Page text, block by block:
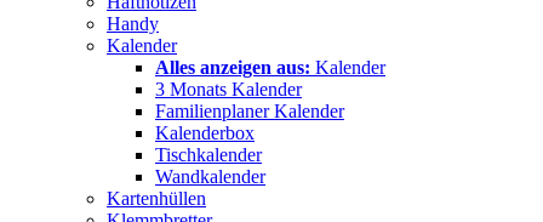
Handy
Kalender
Alles anzeigen aus: Kalender
3 Monats Kalender
Familienplaner Kalender
Kalenderbox
Tischkalender
Wandkalender
Kartenhüllen